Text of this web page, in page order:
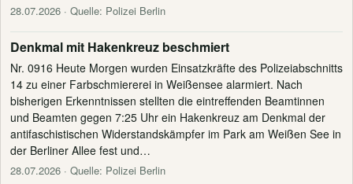
28.07.2026 · Quelle: Polizei Berlin
Denkmal mit Hakenkreuz beschmiert
Nr. 0916 Heute Morgen wurden Einsatzkräfte des Polizeiabschnitts
14 zu einer Farbschmiererei in Weißensee alarmiert. Nach
bisherigen Erkenntnissen stellten die eintreffenden Beamtinnen
und Beamten gegen 7:25 Uhr ein Hakenkreuz am Denkmal der
antifaschistischen Widerstandskämpfer im Park am Weißen See in
der Berliner Allee fest und…
28.07.2026 · Quelle: Polizei Berlin